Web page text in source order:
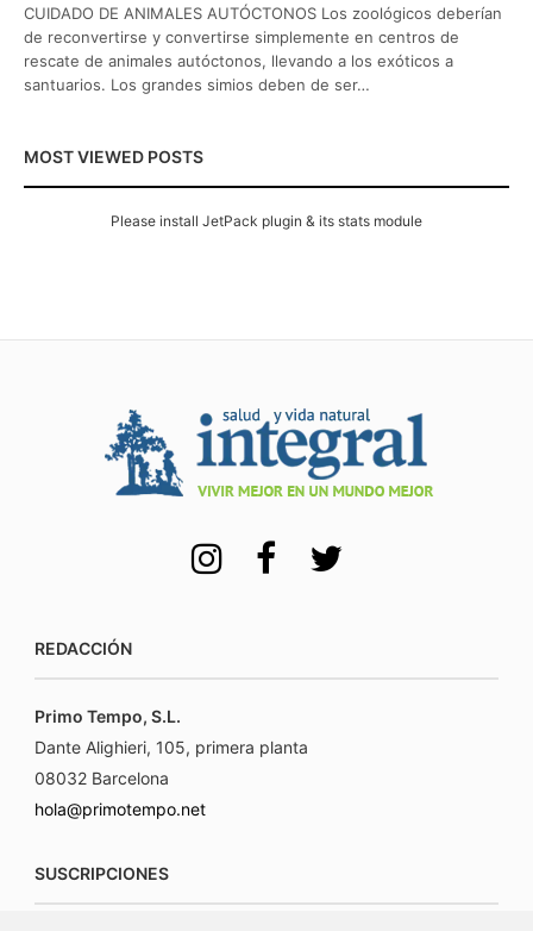
CUIDADO DE ANIMALES AUTÓCTONOS Los zoológicos deberían
de reconvertirse y convertirse simplemente en centros de
rescate de animales autóctonos, llevando a los exóticos a
santuarios. Los grandes simios deben de ser…
MOST VIEWED POSTS
Please install JetPack plugin & its stats module
REDACCIÓN
Primo Tempo, S.L.
Dante Alighieri, 105, primera planta
08032 Barcelona
hola@primotempo.net
SUSCRIPCIONES